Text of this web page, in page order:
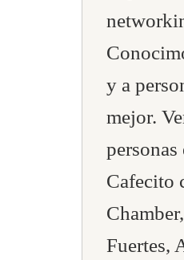
y a
mejor.
Cafecito
Fuertes,